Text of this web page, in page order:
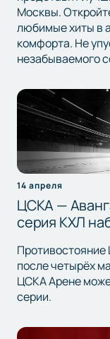
Москвы.
любимые хиты в
комфорта. Не
незабываемого
14 апреля
ЦСКА —
серия КХЛ
после четырёх
ЦСКА Арене
серии.